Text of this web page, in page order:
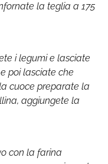
la teglia a 175
i legumi e lasciate
poi lasciate che
cuoce preparate la
aggiungete la
con la farina